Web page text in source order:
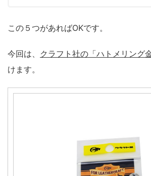
この５つがあればOKです。
今回は、 クラフト社の「ハトメリング
けます。